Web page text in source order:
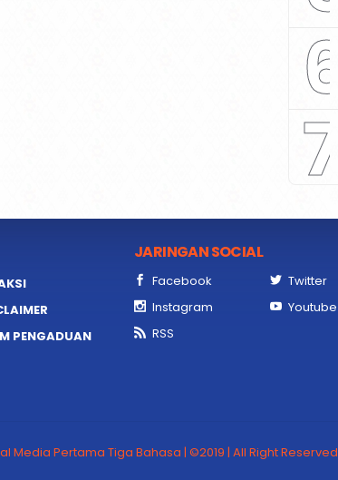
6
7
PENGADUAN
JARINGAN SOCIAL
Facebook Twitter
Instagram
Youtube
RSS
Media Pertama Tiga Bahasa | ©2019 | All Right Reserved